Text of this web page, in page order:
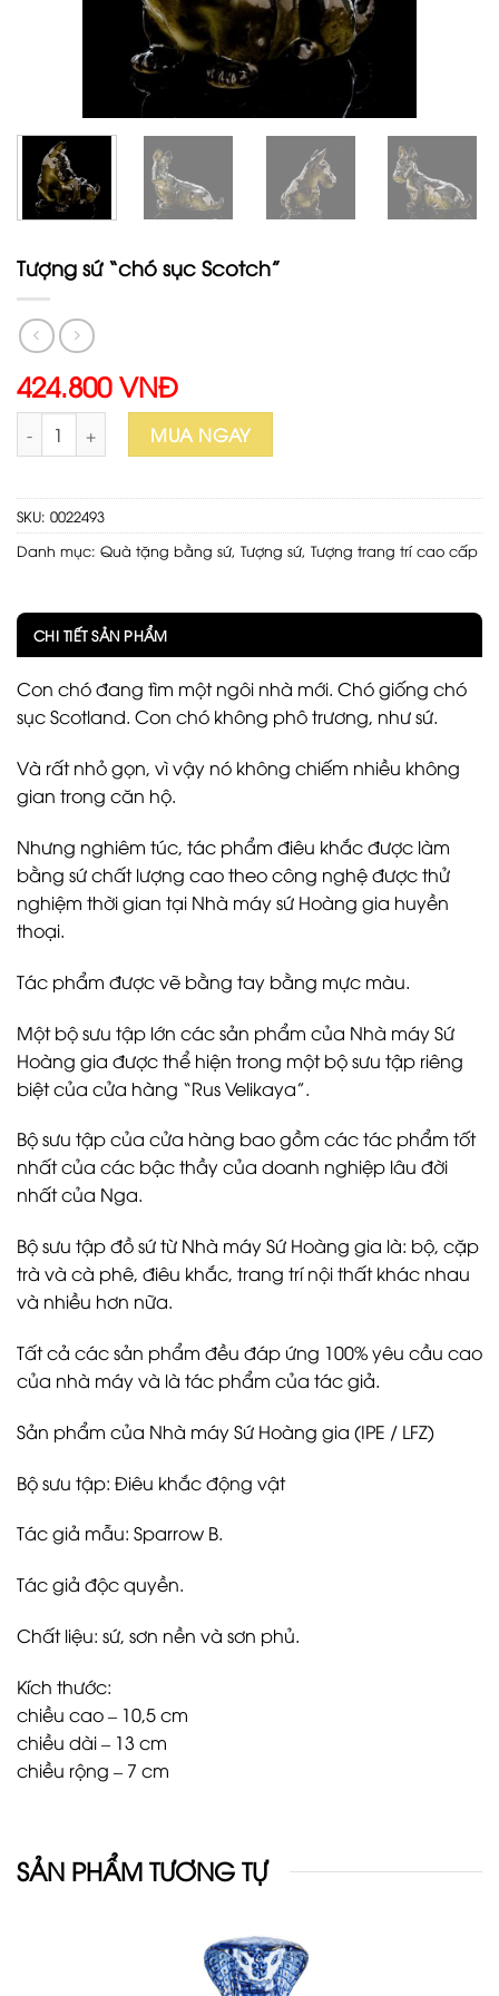
Tượng sứ “chó sục Scotch”
424.800 VNĐ
Tượng sứ "chó sục Scotch" số lượng
MUA NGAY
SKU: 0022493
Danh mục: Quà tặng bằng sứ Tượng sứ Tượng trang trí cao cấp
CHI TIẾT SẢN PHẨM
Con chó đang tìm một ngôi nhà mới. Chó giống chó
sục Scotland. Con chó không phô trương, như sứ.
Và rất nhỏ gọn, vì vậy nó không chiếm nhiều không
gian trong căn hộ.
Nhưng nghiêm túc, tác phẩm điêu khắc được làm
bằng sứ chất lượng cao theo công nghệ được thử
nghiệm thời gian tại Nhà máy sứ Hoàng gia huyền
thoại.
Tác phẩm được vẽ bằng tay bằng mực màu.
Một bộ sưu tập lớn các sản phẩm của Nhà máy Sứ
Hoàng gia được thể hiện trong một bộ sưu tập riêng
biệt của cửa hàng “Rus Velikaya”.
Bộ sưu tập của cửa hàng bao gồm các tác phẩm tốt
nhất của các bậc thầy của doanh nghiệp lâu đời
nhất của Nga.
Bộ sưu tập đồ sứ từ Nhà máy Sứ Hoàng gia là: bộ, cặp
trà và cà phê, điêu khắc, trang trí nội thất khác nhau
và nhiều hơn nữa.
Tất cả các sản phẩm đều đáp ứng 100% yêu cầu cao
của nhà máy và là tác phẩm của tác giả.
Sản phẩm của Nhà máy Sứ Hoàng gia (IPE / LFZ)
Bộ sưu tập: Điêu khắc động vật
Tác giả mẫu: Sparrow B.
Tác giả độc quyền.
Chất liệu: sứ, sơn nền và sơn phủ.
Kích thước:
chiều cao – 10,5 cm
chiều dài – 13 cm
chiều rộng – 7 cm
SẢN PHẨM TƯƠNG TỰ